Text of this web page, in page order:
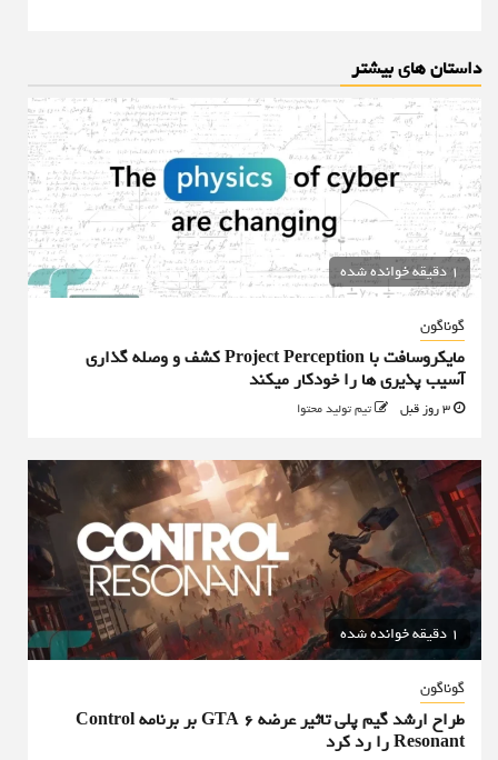
داستان های بیشتر
1 دقیقه خوانده شده
گوناگون
مایکروسافت با Project Perception کشف و وصله گذاری
آسیب پذیری ها را خودکار میکند
تیم تولید محتوا
1 دقیقه خوانده شده
گوناگون
طراح ارشد گیم پلی تاثیر عرضه GTA 6 بر برنامه Control
Resonant را رد کرد